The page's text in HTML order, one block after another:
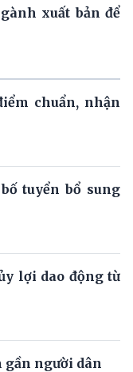
xuất bản để
chuẩn, nhận
tuyển bổ sung
lợi dao động từ
gần người dân